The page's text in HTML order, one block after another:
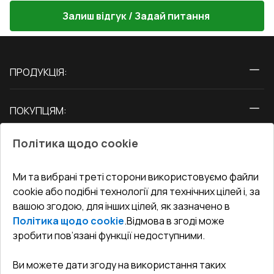
Залиш відгук / Задай питання
ПРОДУКЦІЯ:
Двері
ПОКУПЦЯМ:
Блог
Адреса гіпермаркета
Як правильно заміряти вікна
СЕРВІС ТА ОБЛУГОВУВАННЯ:
Доставка і Оплата
Гарантія та Сервіс
Повернення товару
Договір публічної оферти
КОНТАКТИ
Офіс:Україна, м. Вінниця, вул. Келецька 60 кв. 61
undefined(undefined)
Політика щодо cookie
Ми та вибрані треті сторони використовуємо файли
cookie або подібні технології для технічних цілей і, за
вашою згодою, для інших цілей, як зазначено в
Політика щодо cookie.Відмова в згоді може
зробити пов’язані функції недоступними.
Ви можете дати згоду на використання таких